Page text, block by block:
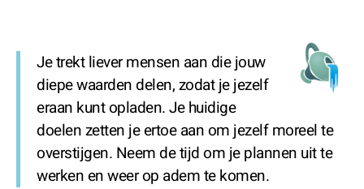
Je trekt liever mensen aan die jouw
diepe waarden delen, zodat je jezelf
eraan kunt opladen. Je huidige
doelen zetten je ertoe aan om jezelf moreel te
overstijgen. Neem de tijd om je plannen uit te
werken en weer op adem te komen.